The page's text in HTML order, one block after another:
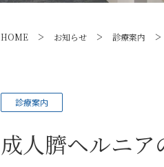
HOME > お知らせ > 診療案内 >
診療案内
成人臍ヘルニア